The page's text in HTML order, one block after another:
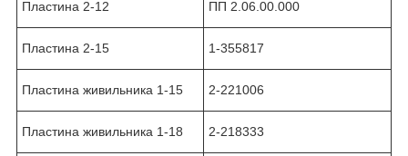
Пластина 2-12 ПП 2.06.00.000
Пластина 2-15 1-355817
Пластина живильника 1-15 2-221006
Пластина живильника 1-18 2-218333